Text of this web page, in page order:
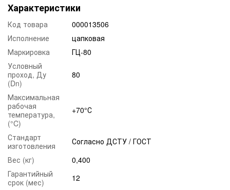
Характеристики
Код товара
000013506
Исполнение
цапковая
Маркировка
ГЦ-80
Условный
проход, Ду
(Dn)
80
Максимальная
рабочая
температура,
(°C)
+70°С
Стандарт
изготовления
Согласно ДСТУ / ГОСТ
Вес (кг)
0,400
Гарантийный
срок (мес)
12